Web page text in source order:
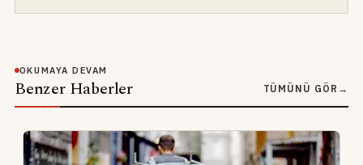
OKUMAYA DEVAM
Benzer Haberler TÜMÜNÜ GÖR →